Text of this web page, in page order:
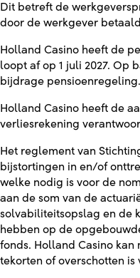
Dit betreft de
door de werkgever
Holland Casino heeft de
loopt af op 1 juli 2027. Op
bijdrage pensioenregeling.
Holland Casino heeft de
verliesrekening
Het reglement van
bijstortingen in en/of
welke nodig is voor de
aan de som van de
solvabiliteitsopslag en de
hebben op de
fonds. Holland Casino kan
tekorten of overschotten